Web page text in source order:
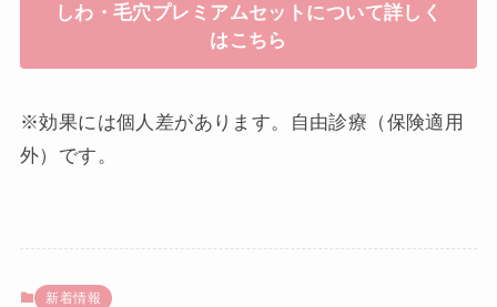
しわ・毛穴プレミアムセットについて詳しく
はこちら
※効果には個人差があります。自由診療（保険適用
外）です。
新着情報